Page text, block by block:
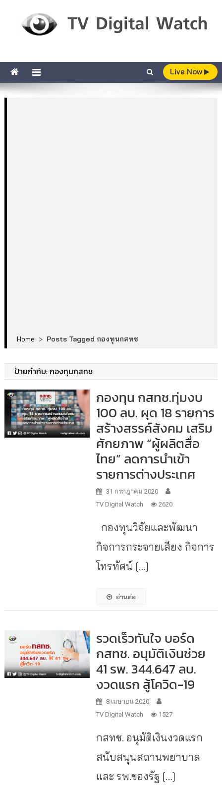
Live Now
Home > Posts Tagged กองทุนกสทช
ป้ายกำกับ:กองทุนกสทช
กองทุน กสทช.ทุ่มงบ
100 ลบ. ผุด 18 รายการ
สร้างสรรค์สังคม เสริม
ศักยภาพ “ผู้ผลิตสื่อ
ไทย” ลดการนำเข้า
รายการต่างประเทศ
31 กรกฎาคม 2020
TV Digital Watch
2620
กองทุนวิจัยและพัฒนา
กิจการกระจายเสียง กิจการ
โทรทัศน์ […]
อ่านต่อ
รวดเร็วทันใจ บอร์ด
กสทช. อนุมัติเงินช่วย
41 รพ. 344.647 ลบ.
งวดแรก สู้โควิด-19
8 เมษายน 2020
TV Digital Watch
1527
กสทช. อนุมัติเงินงวดแรก
สนับสนุนสถานพยาบาล
และ รพ.ของรัฐ […]